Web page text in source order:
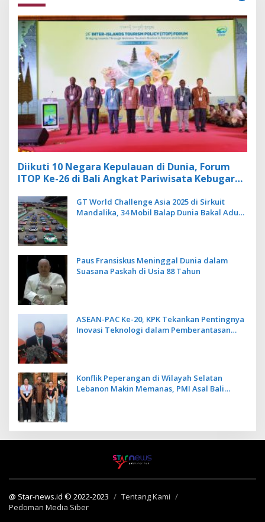
Diikuti 10 Negara Kepulauan di Dunia, Forum
ITOP Ke-26 di Bali Angkat Pariwisata Kebugaran
GT World Challenge Asia 2025 di Sirkuit
Mandalika, 34 Mobil Balap Dunia Bakal Adu
Paus Fransiskus Meninggal Dunia dalam
Suasana Paskah di Usia 88 Tahun
ASEAN-PAC Ke-20, KPK Tekankan Pentingnya
Inovasi Teknologi dalam Pemberantasan
Konflik Peperangan di Wilayah Selatan
Lebanon Makin Memanas, PMI Asal Bali
@ Star-news.id © 2022-2023
Tentang Kami
Pedoman Media Siber